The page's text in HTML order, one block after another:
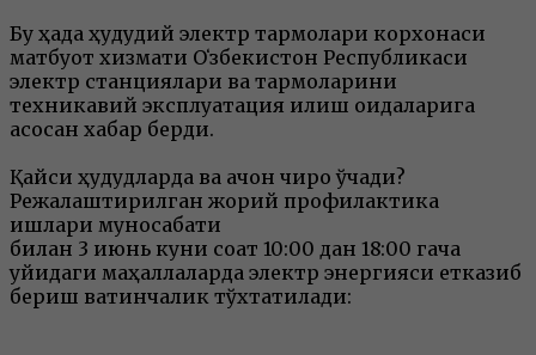
Бу ҳақда ҳудудий электр тармоқлари корхонаси
матбуот хизмати Оʻзбекистон Республикаси
электр станциялари ва тармоқларини
техникавий эксплуатация қилиш қоидаларига
асосан хабар берди.
Қайси ҳудудларда ва қачон чироқ ўчади?
Режалаштирилган жорий профилактика
ишлари муносабати
билан 3 июнь куни соат 10:00 дан 18:00 гача
қуйидаги маҳаллаларда электр энергияси етказиб
бериш вақтинчалик тўхтатилади: